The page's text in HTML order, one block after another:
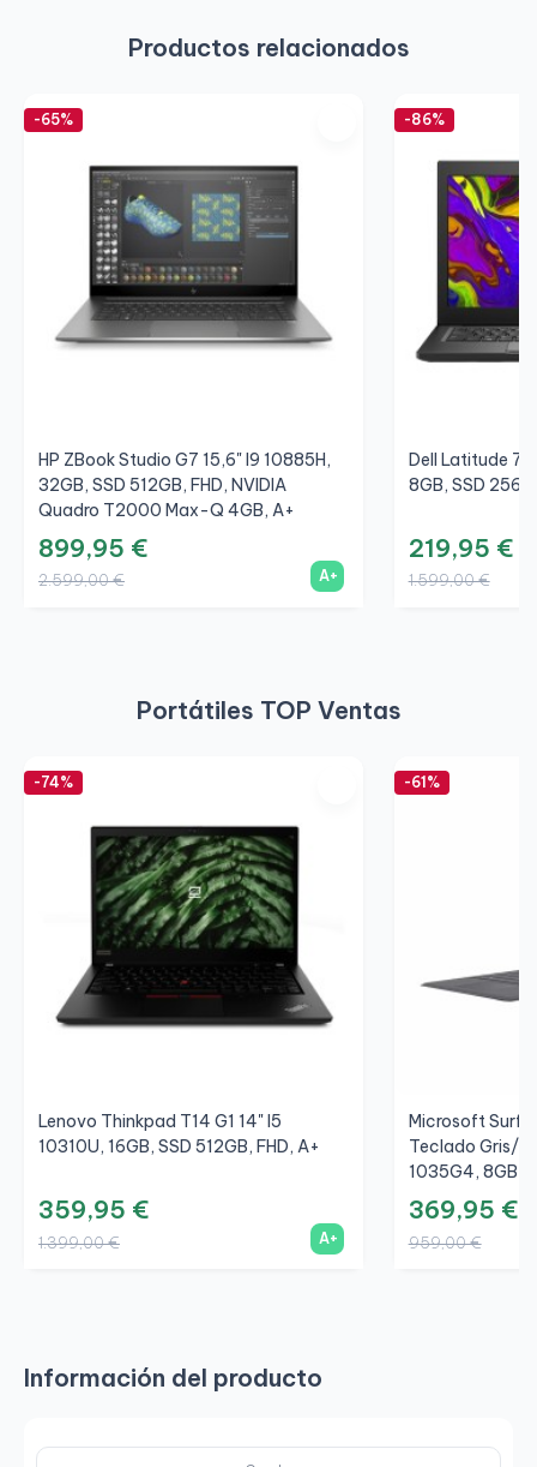
Productos relacionados
-65%
HP ZBook Studio G7 15,6" I9 10885H,
32GB, SSD 512GB, FHD, NVIDIA
Quadro T2000 Max-Q 4GB, A+
899,95 €
2.599,00 € A+
-86%
Dell Latitude
8GB, SSD
219,95 €
1.599,00 €
Portátiles TOP Ventas
-74%
Lenovo Thinkpad T14 G1 14" I5
10310U, 16GB, SSD 512GB, FHD, A+
359,95 €
1.399,00 € A+
-61%
Microsoft
Teclado Gris/
1035G4, 8GB,
369,95 €
959,00 €
Información del producto